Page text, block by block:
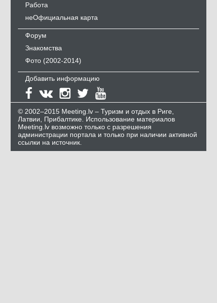
Работа
неОфициальная карта
Форум
Знакомства
Фото (2002-2014)
Добавить информацию
© 2002–2015 Meeting.lv – Туризм и отдых в Риге,
Латвии, Прибалтике. Использование материалов
Meeting.lv возможно только с разрешения
администрации портала и только при наличии активной
ссылки на источник.